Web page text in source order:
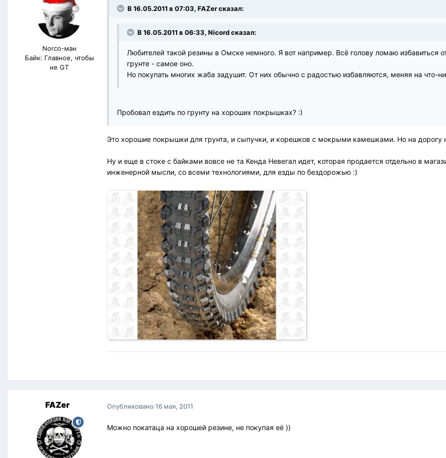
Norco-ман
Байк: Главное, чтобы
не GT
В 16.05.2011 в 07:03, FAZer сказал:
В 16.05.2011 в 06:33, Nicord сказал:
Любителей такой резины в Омске немного. Я вот например. Всё голову ломаю избавиться
грунте - самое оно.
Но покупать многих жаба задушит. От них обычно с радостью избавляются, меняя на что-
Пробовал ездить по грунту на хороших покрышках? :)
Это хорошие покрышки для грунта, и сыпучки, и корешков с мокрыми камешками. Но на дорогу
Ну и еще в стоке с байками вовсе не та Кенда Невегал идет, которая продается отдельно в
инженерной мысли, со всеми технологиями, для езды по бездорожью :)
FAZer Опубликовано16 мая, 2011
Можно покатаца на хорошей резине, не покупая её ))